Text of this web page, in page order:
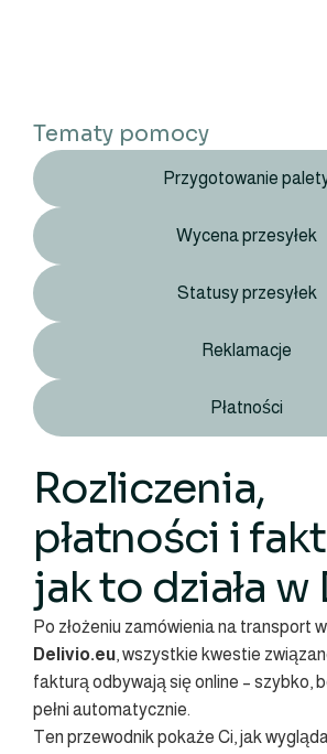
Tematy pomocy
Przygotowanie
Wycena przesyłek
Statusy przesyłek
Reklamacje
Płatności
Rozliczenia,
płatności i
jak to działa
Po złożeniu zamówienia na transport
Delivio.eu, wszystkie kwestie
fakturą odbywają się online – szybko,
pełni automatycznie.
Ten przewodnik pokaże Ci, jak